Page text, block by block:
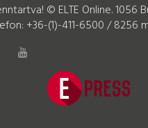
© ELTE Online. 1056
+36-(1)-411-6500 / 8256